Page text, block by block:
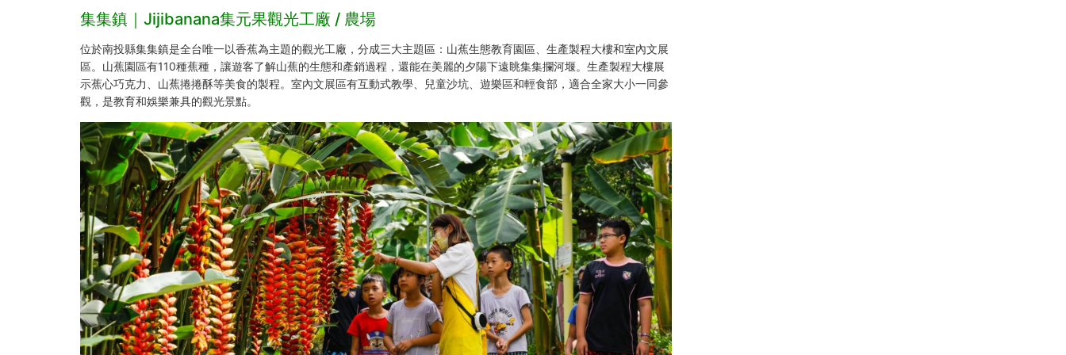
集集鎮｜Jijibanana集元果觀光工廠 / 農場
位於南投縣集集鎮是全台唯一以香蕉為主題的觀光工廠，分成三大主題區：山蕉生態教育園區、生產製程大樓和室內文展
區。山蕉園區有110種蕉種，讓遊客了解山蕉的生態和產銷過程，還能在美麗的夕陽下遠眺集集攔河堰。生產製程大樓展
示蕉心巧克力、山蕉捲捲酥等美食的製程。室內文展區有互動式教學、兒童沙坑、遊樂區和輕食部，適合全家大小一同參
觀，是教育和娛樂兼具的觀光景點。